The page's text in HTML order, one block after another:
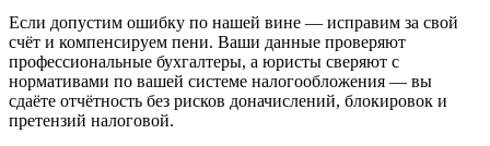
Если допустим ошибку по нашей вине — исправим за свой
счёт и компенсируем пени. Ваши данные проверяют
профессиональные бухгалтеры, а юристы сверяют с
нормативами по вашей системе налогообложения — вы
сдаёте отчётность без рисков доначислений, блокировок и
претензий налоговой.